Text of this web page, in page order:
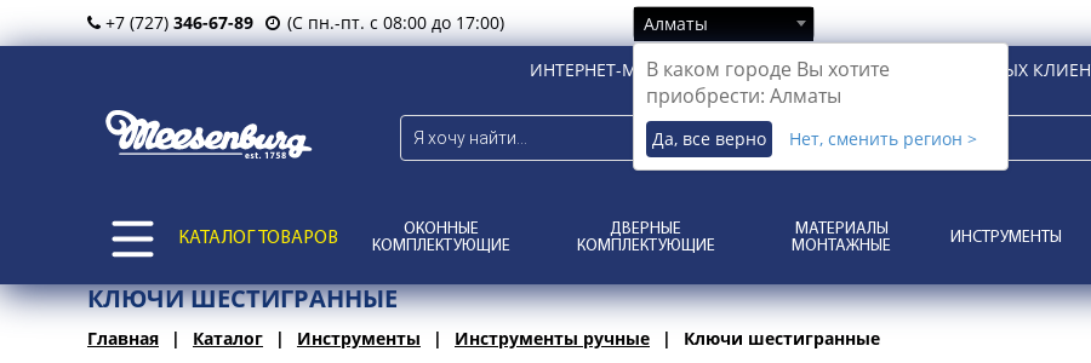
+7 (727) 346-67-89 (С пн.-пт. с 08:00 до 17:00) Алматы
В каком городе Вы хотите
приобрести: Алматы
Да, все верно Нет, сменить регион >
ИНТЕРНЕТ-МАГАЗИН ДЛЯ РОЗНИЧНЫХ И КОРПОРАТИВНЫХ
КАТАЛОГ ТОВАРОВ
ОКОННЫЕ
КОМПЛЕКТУЮЩИЕ
ДВЕРНЫЕ
КОМПЛЕКТУЮЩИЕ
МАТЕРИАЛЫ
МОНТАЖНЫЕ
ИНСТРУМЕНТЫ
КЛЮЧИ ШЕСТИГРАННЫЕ
Главная Каталог Инструменты Инструменты ручные Ключи шестигранные